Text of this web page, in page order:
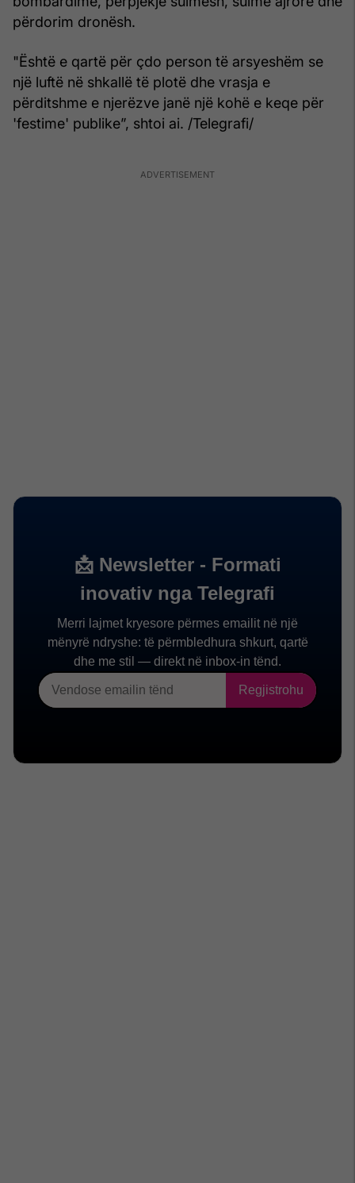
përdorim dronësh.
"Është e qartë për çdo person të arsyeshëm se
një luftë në shkallë të plotë dhe vrasja e
përditshme e njerëzve janë një kohë e keqe për
'festime' publike”, shtoi ai. /Telegrafi/